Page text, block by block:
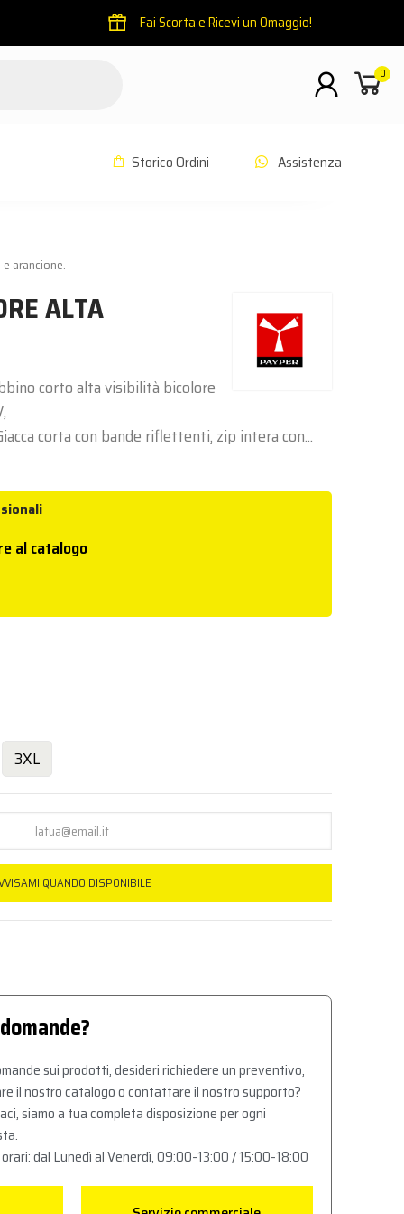
Fai Scorta e Ricevi un Omaggio!
0
Storico Ordini Assistenza
arancione.
ALTA
corto alta visibilità bicolore
corta con bande riflettenti, zip intera con...
al catalogo
3XL
QUANDO DISPONIBILE
sui prodotti, desideri richiedere un preventivo,
il nostro catalogo o contattare il nostro supporto?
siamo a tua completa disposizione per ogni
dal Lunedì al Venerdì, 09:00-13:00 / 15:00-18:00